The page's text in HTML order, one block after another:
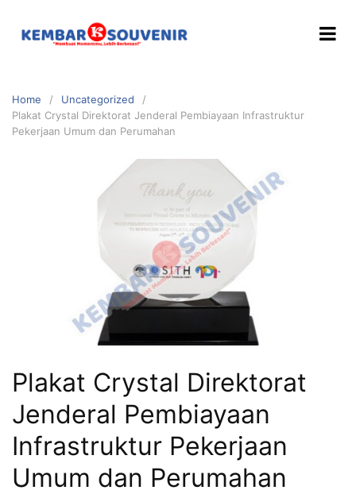
Home
Uncategorized
Plakat Crystal Direktorat Jenderal Pembiayaan Infrastruktur
Pekerjaan Umum dan Perumahan
Plakat Crystal Direktorat
Jenderal Pembiayaan
Infrastruktur Pekerjaan
Umum dan Perumahan